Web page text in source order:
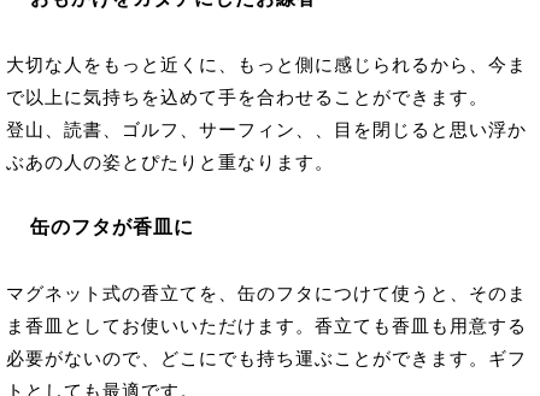
大切な人をもっと近くに、もっと側に感じられるから、今ま
で以上に気持ちを込めて手を合わせることができます。
登山、読書、ゴルフ、サーフィン、、目を閉じると思い浮か
ぶあの人の姿とぴたりと重なります。
缶のフタが香皿に
マグネット式の香立てを、缶のフタにつけて使うと、そのま
ま香皿としてお使いいただけます。香立ても香皿も用意する
必要がないので、どこにでも持ち運ぶことができます。ギフ
トとしても最適です。